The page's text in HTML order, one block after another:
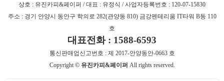
상호 : 유진카피&페이퍼 / 대표 : 유정식 / 사업자등록번호 : 120-07-15830
주소 : 경기 안양시 동안구 학의로 282(관양동 810) 금강펜테리움 IT타워 B동 110
호
대표전화 : 1588-6593
통신판매업신고번호 : 제 2017-안양동안-0663 호
Copyright © 유진카피&페이퍼 All rights reserved.